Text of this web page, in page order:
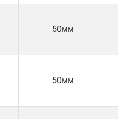
50мм
50мм